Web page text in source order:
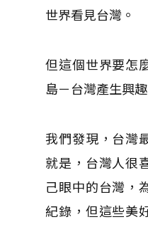
世界看見台灣。
但這個世界要怎
島－台灣產生興
我們發現，台灣
就是，台灣人很
己眼中的台灣，
紀錄，但這些美